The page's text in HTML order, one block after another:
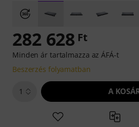
282 628 Ft
Minden ár tartalmazza az ÁFÁ-t
Beszerzés folyamatban
1 A